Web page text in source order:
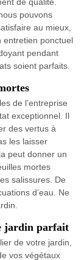
de qualité.
pouvons
au mieux,
entretien ponctuel
pendant
soient parfaits.
de l’entreprise
exceptionnel. Il
des vertus à
les laisser
peut donner un
mortes
salissures. De
d’eau. Ne
jardin parfait
de votre jardin,
vos végétaux